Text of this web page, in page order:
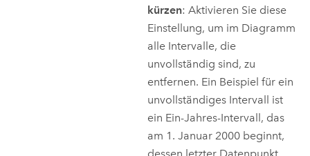
kürzen: Aktivieren Sie diese
Einstellung, um im Diagramm
alle Intervalle, die
unvollständig sind, zu
entfernen. Ein Beispiel für ein
unvollständiges Intervall ist
ein Ein-Jahres-Intervall, das
am 1. Januar 2000 beginnt,